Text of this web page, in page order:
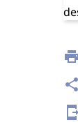
print
share
send_to_mobile